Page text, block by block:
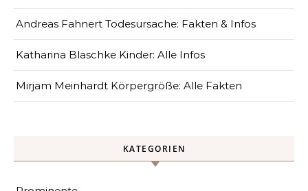
Andreas Fahnert Todesursache: Fakten & Infos
Katharina Blaschke Kinder: Alle Infos
Mirjam Meinhardt Körpergröße: Alle Fakten
KATEGORIEN